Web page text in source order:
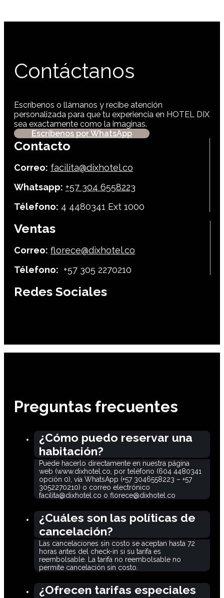
Contáctanos
Escríbenos o llámanos y recibe atención
personalizada para que tu experiencia en HOTEL DIX
sea exactamente como la imaginas.
Escríbenos por WhatsApp
Contacto
Correo: facilita@dixhotel.co
Whatsapp: +57 304 6558223
Télefono: 4 4480341 Ext 1000
Ventas
Correo: florece@dixhotel.co
Télefono: +57 305 2270210
Redes Sociales
Preguntas frecuentes
¿Cómo puedo reservar una
habitación?
Puede hacerlo directamente en nuestra página
web (www.dixhotel.co, por teléfono (604 4480341
opción 0), vía WhatsApp (+57 3046558223 – +57
3052270210) o correo electrónico
facilita@dixhotel.co o florece@dixhotel.co
¿Cuáles son las políticas de
cancelación?
Las cancelaciones sin costo se aceptan hasta 72
horas antes del check-in si su tarifa es
reembolsable. La tarifa no reembolsable no
permite cancelación sin costo.
¿Ofrecen tarifas especiales